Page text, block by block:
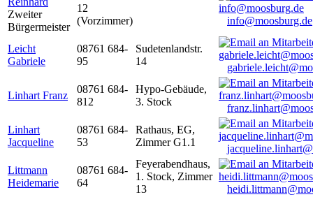
Zweiter
Bürgermeister
12
(Vorzimmer)
info@moosburg.de
Leicht
Gabriele
08761 684-
95
Sudetenlandstr.
14
Linhart Franz
08761 684-
812
Hypo-Gebäude,
3. Stock
Linhart
Jacqueline
08761 684-
53
Rathaus, EG,
Zimmer G1.1
Littmann
Heidemarie
08761 684-
64
Feyerabendhaus,
1. Stock, Zimmer
13